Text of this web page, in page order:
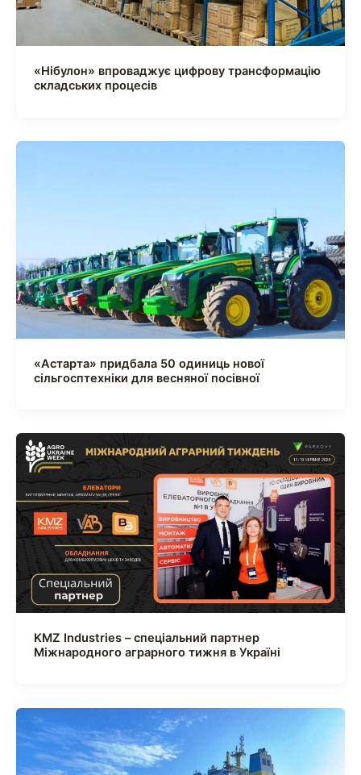
«Нібулон» впроваджує цифрову трансформацію
складських процесів
«Астарта» придбала 50 одиниць нової
сільгосптехніки для весняної посівної
KMZ Industries – спеціальний партнер
Міжнародного аграрного тижня в Україні